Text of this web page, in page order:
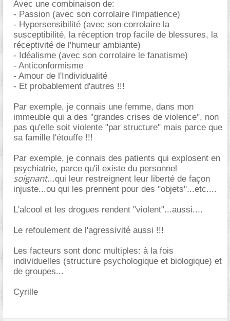
Avec une combinaison de:
- Passion (avec son corrolaire l'impatience)
- Hypersensibilité (avec son corrolaire la
susceptibilité, la réception trop facile de blessures, la
réceptivité de l'humeur ambiante)
- Idéalisme (avec son corrolaire le fanatisme)
- Anticonformisme
- Amour de l'Individualité
- Et probablement d'autres !!!
Par exemple, je connais une femme, dans mon
immeuble qui a des "grandes crises de violence", non
pas qu'elle soit violente "par structure" mais parce que
sa famille l'étouffe !!!
Par exemple, je connais des patients qui explosent en
psychiatrie, parce qu'il existe du personnel
soignant...qui leur restreignent leur liberté de façon
injuste...ou qui les prennent pour des "objets"...etc....
L'alcool et les drogues rendent "violent"...aussi....
Le refoulement de l'agressivité aussi !!!
Les facteurs sont donc multiples: à la fois
individuelles (structure psychologique et biologique) et
de groupes...
Cyrille